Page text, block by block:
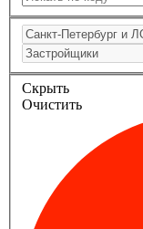
Скрыть
Очистить